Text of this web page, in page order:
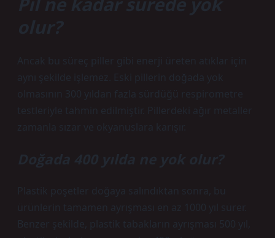
olur?
Ancak bu süreç piller gibi enerji üreten atıklar için
aynı şekilde işlemez. Eski pillerin doğada yok
olmasının 300 yıldan fazla sürdüğü respirometre
testleriyle tahmin edilmiştir. Pillerdeki ağır metaller
zamanla sızar ve okyanuslara karışır.
Doğada 400 yılda ne yok olur?
Plastik poşetler doğaya salındıktan sonra, bu
ürünlerin tamamen ayrışması en az 1000 yıl sürer.
Benzer şekilde, plastik tabakların ayrışması 500 yıl,